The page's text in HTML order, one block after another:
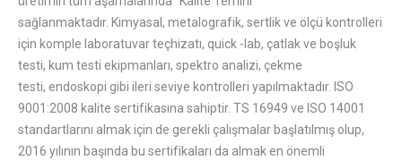
sağlanmaktadır. Kimyasal, metalografik, sertlik ve ölçü kontrolleri
için komple laboratuvar teçhizatı, quick -lab, çatlak ve boşluk
testi, kum testi ekipmanları, spektro analizi, çekme
testi, endoskopi gibi ileri seviye kontrolleri yapılmaktadır. ISO
9001:2008 kalite sertifikasına sahiptir. TS 16949 ve ISO 14001
standartlarını almak için de gerekli çalışmalar başlatılmış olup,
2016 yılının başında bu sertifikaları da almak en önemli